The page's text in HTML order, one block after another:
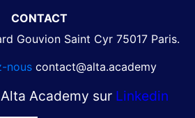
CONTACT
Gouvion Saint Cyr 75017 Paris.
nous contact@alta.academy
Academy sur Linkedin